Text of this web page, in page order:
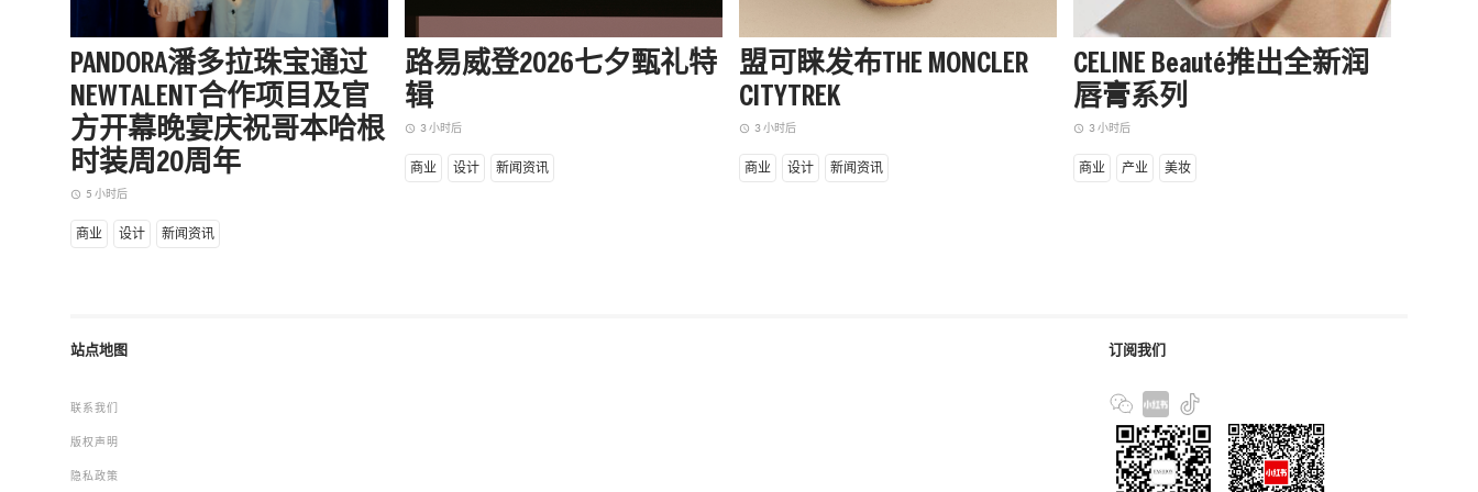
PANDORA潘多拉珠宝通过
NEWTALENT合作项目及官
方开幕晚宴庆祝哥本哈根
时装周20周年
access_time 5 小时后
商业 设计 新闻资讯
路易威登2026七夕甄礼特
辑
access_time 3 小时后
商业 设计 新闻资讯
盟可睐发布THE MONCLER
CITYTREK
access_time 3 小时后
商业 设计 新闻资讯
CELINE Beauté推出全新润
唇膏系列
access_time 3 小时后
商业 产业 美妆
订阅我们
站点地图
联系我们
版权声明
隐私政策